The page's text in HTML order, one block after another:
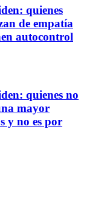
quienes
de empatía
autocontrol
quienes no
mayor
y no es por